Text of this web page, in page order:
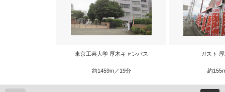
東京工芸大学 厚木キャンパス
約1459m／19分
ガスト
約